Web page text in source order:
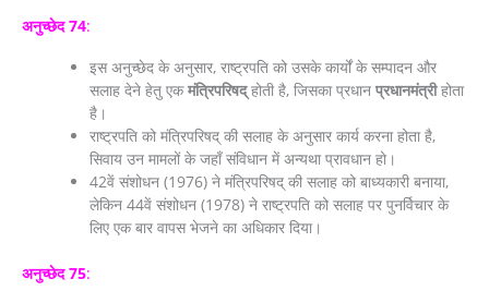
अनुच्छेद 74:
इस अनुच्छेद के अनुसार, राष्ट्रपति को उसके कार्यों के सम्पादन और
सलाह देने हेतु एकमंत्रिपरिषद्होती है, जिसका प्रधान प्रधानमंत्रीहोता
है।
राष्ट्रपति को मंत्रिपरिषद् की सलाह के अनुसार कार्य करना होता है,
सिवाय उन मामलों के जहाँ संविधान में अन्यथा प्रावधान हो।
42वें संशोधन (1976) ने मंत्रिपरिषद् की सलाह को बाध्यकारी बनाया,
लेकिन 44वें संशोधन (1978) ने राष्ट्रपति को सलाह पर पुनर्विचार के
लिए एक बार वापस भेजने का अधिकार दिया।
अनुच्छेद 75: